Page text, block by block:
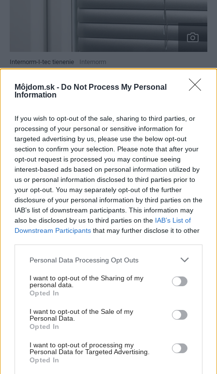
Môjdom.sk - Do Not Process My Personal
Information
If you wish to opt-out of the sale, sharing to third parties, or
processing of your personal or sensitive information for
targeted advertising by us, please use the below opt-out
section to confirm your selection. Please note that after your
opt-out request is processed you may continue seeing
interest-based ads based on personal information utilized by
us or personal information disclosed to third parties prior to
your opt-out. You may separately opt-out of the further
disclosure of your personal information by third parties on the
IAB’s list of downstream participants. This information may
also be disclosed by us to third parties on the IAB’s List of
Downstream Participants that may further disclose it to other
Please note that this website/app uses one or more Google
not limited to your visit or usage behaviour. You may click to
grant or deny consent to Google and its third-party tags to
use your data for below specified purposes in below Google
consent section.
Personal Data Processing Opt Outs
I want to opt-out of the Sharing of my
personal data.
Opted In
I want to opt-out of the Sale of my
Personal Data.
Opted In
I want to opt-out of processing my
Personal Data for Targeted Advertising.
Opted In
Internorm-I-tec tienenie Internorm
Foto: Internorm
dňa a noci samočinné vytiahnutie žalúzie pri východe
slnka a stiahnutie žalúzie pri západe slnka. Meraním
slnečného žiarenia a teploty zabraňuje prehriatiu v
miestnosti. V zime udržiava automatické riadenie žalúzie
otvorené a umožňuje tak maximálne využitie solárnej
energie a tým redukciu nákladov na vyhrievanie.
Výhody Internorm I-tec Tienenia:
Integrovaná slnečná a pohľadová ochrana
Automatická ochrana pre prehriatím v lete
Automatické rozpoznanie dňa a noci
Možnosť manuálneho ovládania
Využitie energetických ziskov v zime
Jednoduché a pohodlné riadenie cez smart window
Možnosť ovládať s Loxone smart home.